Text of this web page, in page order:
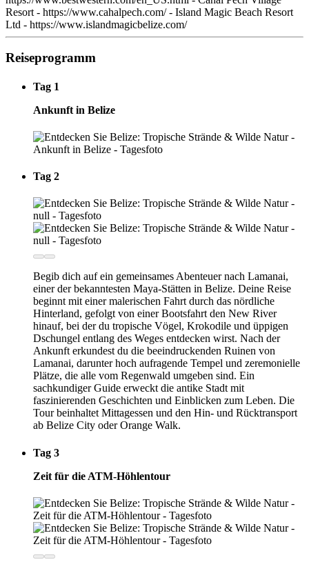
Resort - https://www.cahalpech.com/ - Island Magic Beach Resort
Ltd - https://www.islandmagicbelize.com/
Reiseprogramm
Tag 1
Ankunft in Belize
Tag 2
Begib dich auf ein gemeinsames Abenteuer nach Lamanai,
einer der bekanntesten Maya-Stätten in Belize. Deine Reise
beginnt mit einer malerischen Fahrt durch das nördliche
Hinterland, gefolgt von einer Bootsfahrt den New River
hinauf, bei der du tropische Vögel, Krokodile und üppigen
Dschungel entlang des Weges entdecken wirst. Nach der
Ankunft erkundest du die beeindruckenden Ruinen von
Lamanai, darunter hoch aufragende Tempel und zeremonielle
Plätze, die alle vom Regenwald umgeben sind. Ein
sachkundiger Guide erweckt die antike Stadt mit
faszinierenden Geschichten und Einblicken zum Leben. Die
Tour beinhaltet Mittagessen und den Hin- und Rücktransport
ab Belize City oder Orange Walk.
Tag 3
Zeit für die ATM-Höhlentour